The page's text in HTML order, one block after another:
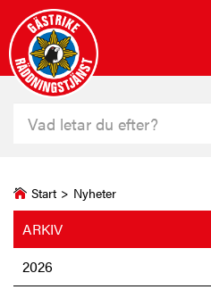
Start > Nyheter
ARKIV
2026